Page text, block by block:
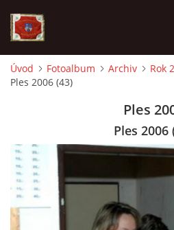
AKTUALITY
VÝJEZDOVÁ JEDNOTKA
KROUŽEK MLADÝCH HASIČŮ
Úvod Fotoalbum Archiv Rok
Ples 2006 (43)
Ples
Ples 2006